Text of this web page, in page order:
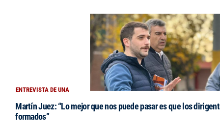
ENTREVISTA DE UNA
Martín Juez: “Lo mejor que nos puede pasar es que los
formados”